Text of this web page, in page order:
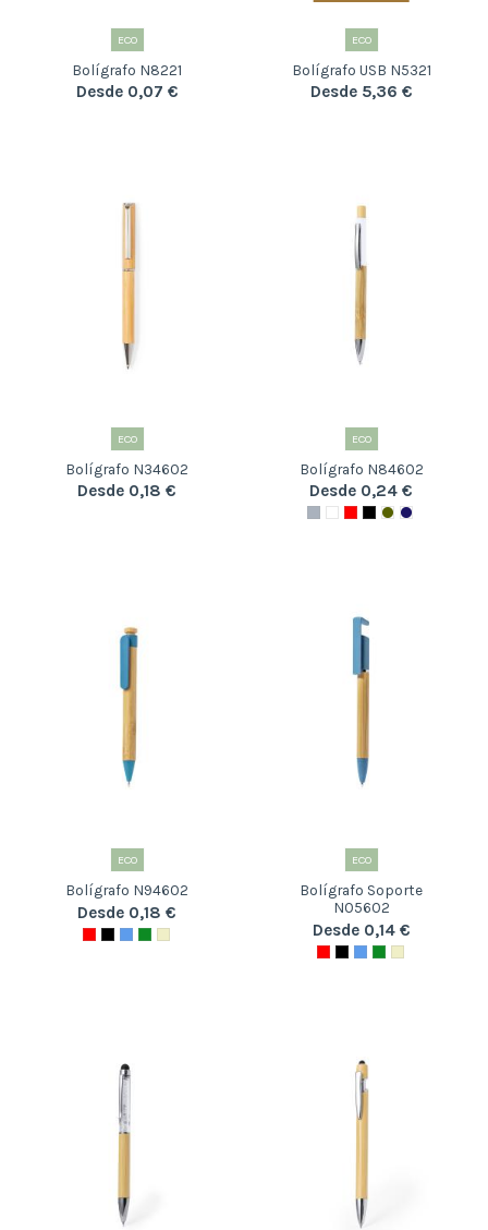
ECO
Bolígrafo N8221
Desde 0,07 €
ECO
Bolígrafo USB N5321
Desde 5,36 €
ECO
Bolígrafo N34602
Desde 0,18 €
ECO
Bolígrafo N84602
Desde 0,24 €
ECO
Bolígrafo N94602
Desde 0,18 €
ECO
Bolígrafo Soporte
N05602
Desde 0,14 €